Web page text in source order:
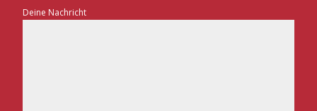
Deine Nachricht